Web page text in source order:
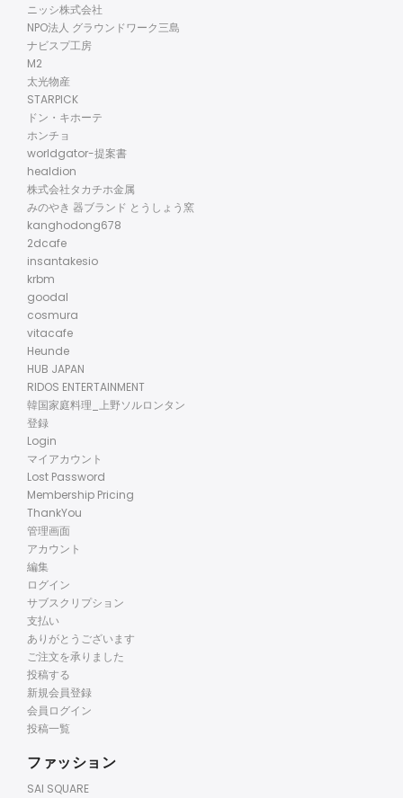
ニッシ株式会社
NPO法人 グラウンドワーク三島
ナビスプ工房
M2
太光物産
STARPICK
ドン・キホーテ
ホンチョ
worldgator-提案書
healdion
株式会社タカチホ金属
みのやき 器ブランド とうしょう窯
kanghodong678
2dcafe
insantakesio
krbm
goodal
cosmura
vitacafe
Heunde
HUB JAPAN
RIDOS ENTERTAINMENT
韓国家庭料理_上野ソルロンタン
登録
Login
マイアカウント
Lost Password
Membership Pricing
ThankYou
管理画面
アカウント
編集
ログイン
サブスクリプション
支払い
ありがとうございます
ご注文を承りました
投稿する
新規会員登録
会員ログイン
投稿一覧
ファッション
SAI SQUARE